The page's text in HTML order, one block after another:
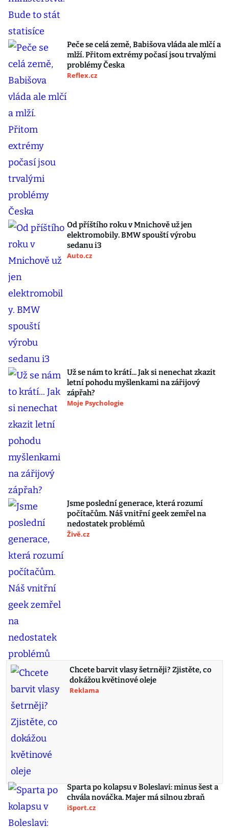
Peče se celá země, Babišova vláda ale mlčí a
mlží. Přitom extrémy počasí jsou trvalými
problémy Česka
Reflex.cz
Od příštího roku v Mnichově už jen
elektromobily. BMW spouští výrobu
sedanu i3
Auto.cz
Už se nám to krátí... Jak si nenechat zkazit
letní pohodu myšlenkami na zářijový
zápřah?
Moje Psychologie
Jsme poslední generace, která rozumí
počítačům. Náš vnitřní geek zemřel na
nedostatek problémů
Živě.cz
Chcete barvit vlasy šetrněji? Zjistěte, co
dokážou květinové oleje
Reklama
Sparta po kolapsu v Boleslavi: minus šest a
chvála nováčka. Majer má silnou zbraň
iSport.cz